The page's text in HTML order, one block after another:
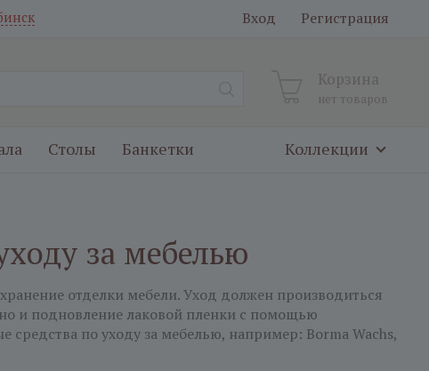
Вход Регистрация
Корзина
нет товаров
Столы Банкетки Коллекции
за мебелью
отделки мебели. Уход должен производиться
и подновление лаковой пленки с помощью
по уходу за мебелью, например: Borma Wachs,